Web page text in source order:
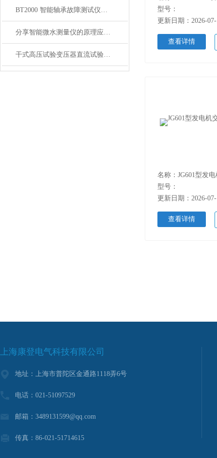
BT2000 智能轴承故障测试仪性能技术参数
分享智能微水测量仪的原理应用领域以及其在各行业中的价值
干式高压试验变压器直流试验接线及使用方法
型号：
更新日期：2026-
查看详情
型号：
更新日期：2026-
查看详情
上海康登电气科技有限公司
地址：上海市普陀区金通路1118弄6号
电话：021-51097529
邮箱：3489131599@qq.com
传真：86-021-51714615